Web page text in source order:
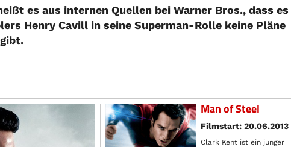
es aus internen Quellen bei Warner Bros., dass es
Henry Cavill in seine Superman-Rolle keine Pläne
Man of Steel
Filmstart: 20.06.2013
Clark Kent ist ein junger